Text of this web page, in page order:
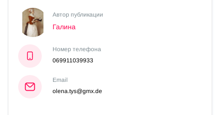
Автор публикации
Галина
Номер телефона
069911039933
Email
olena.tys@gmx.de